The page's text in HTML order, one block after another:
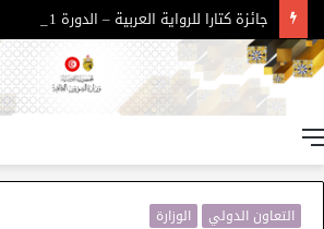
جائزة كتارا للرواية العربية – الدورة 11
التعاون الدولي الوزارة